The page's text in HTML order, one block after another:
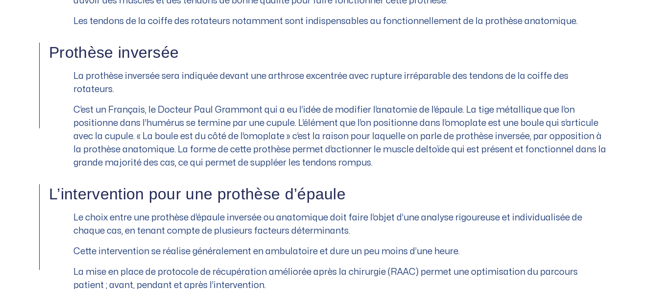
Les tendons de la coiffe des rotateurs notamment sont indispensables au fonctionnellement de la prothèse anatomique.
Prothèse inversée
La prothèse inversée sera indiquée devant une arthrose excentrée avec rupture irréparable des tendons de la coiffe des
rotateurs.
C’est un Français, le Docteur Paul Grammont qui a eu l’idée de modifier l’anatomie de l’épaule. La tige métallique que l’on
positionne dans l’humérus se termine par une cupule. L’élément que l’on positionne dans l’omoplate est une boule qui s’articule
avec la cupule. « La boule est du côté de l’omoplate » c’est la raison pour laquelle on parle de prothèse inversée, par opposition à
la prothèse anatomique. La forme de cette prothèse permet d’actionner le muscle deltoïde qui est présent et fonctionnel dans la
grande majorité des cas, ce qui permet de suppléer les tendons rompus.
L’intervention pour une prothèse d’épaule
Le choix entre une prothèse d’épaule inversée ou anatomique doit faire l’objet d’une analyse rigoureuse et individualisée de
chaque cas, en tenant compte de plusieurs facteurs déterminants.
Cette intervention se réalise généralement en ambulatoire et dure un peu moins d’une heure.
La mise en place de protocole de récupération améliorée après la chirurgie (RAAC) permet une optimisation du parcours
patient ; avant, pendant et après l’intervention.